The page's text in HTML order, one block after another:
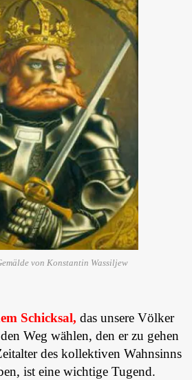
von Konstantin Wassiljew
Schicksal, das unsere Völker
Weg wählen, den er zu gehen
des kollektiven Wahnsinns
ist eine wichtige Tugend.